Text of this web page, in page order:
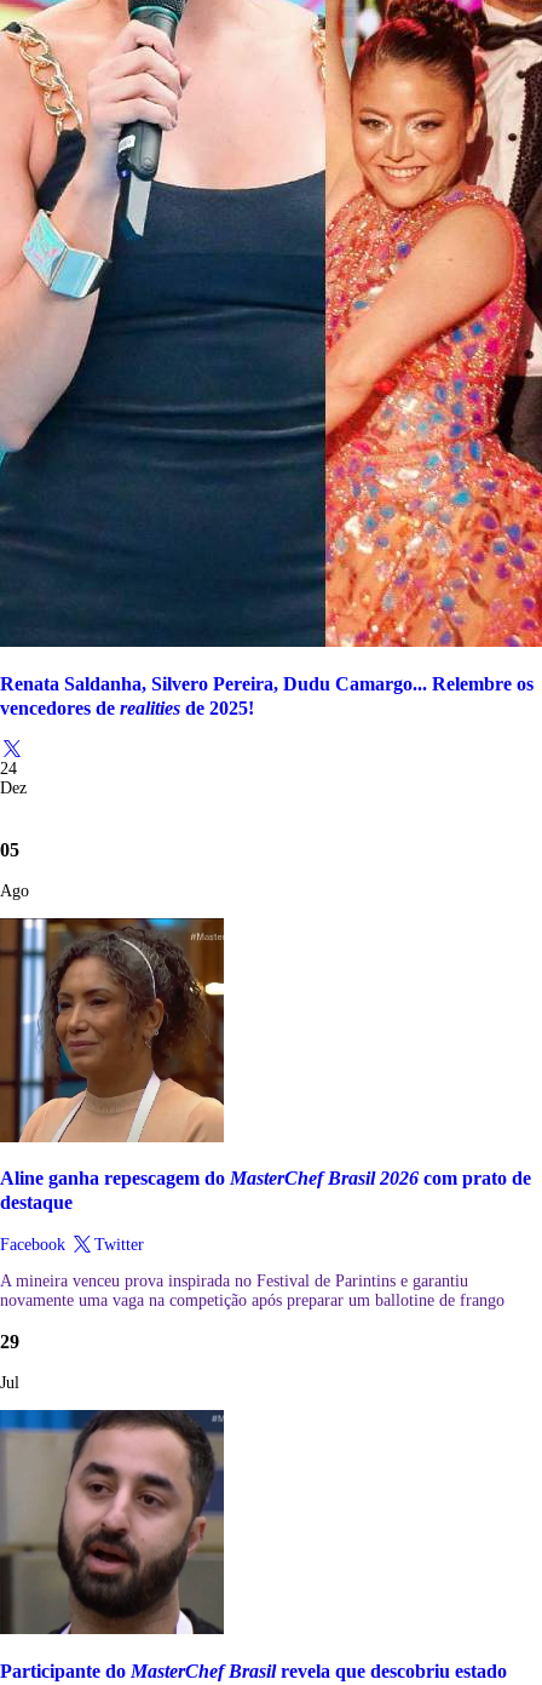
Renata Saldanha, Silvero Pereira, Dudu Camargo... Relembre os
vencedores de realities de 2025!
24
Dez
05
Ago
Aline ganha repescagem doMasterChef Brasil 2026 com prato de
destaque
Facebook
Twitter
A mineira venceu prova inspirada no Festival de Parintins e garantiu
novamente uma vaga na competição após preparar um ballotine de frango
29
Jul
Participante doMasterChef Brasilrevela que descobriu estado